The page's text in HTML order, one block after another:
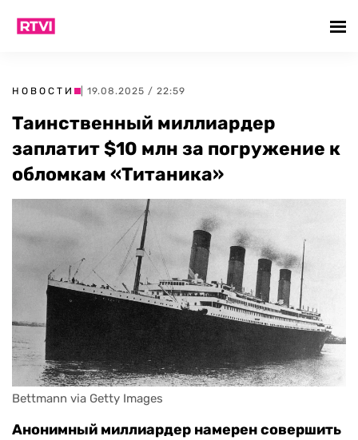
НОВОСТИ | 19.08.2025 / 22:59
Таинственный миллиардер
заплатит $10 млн за погружение к
обломкам «Титаника»
Bettmann via Getty Images
Анонимный миллиардер намерен совершить